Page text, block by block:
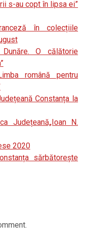
s-au copt în lipsa ei”
în colecțiile
Dunăre. O călătorie
română pentru
Constanța la
Județeană„Ioan N.
2020
sărbătorește